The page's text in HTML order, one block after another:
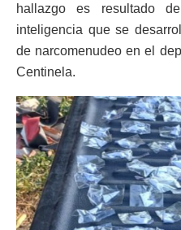
hallazgo es resultado
inteligencia que se
de narcomenudeo en el
Centinela.